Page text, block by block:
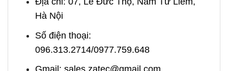
Hà Nội
Số điện thoại:
096.313.2714/0977.759.648